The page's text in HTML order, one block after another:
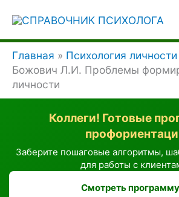
Главная
Психология личности
Божович Л.И. Проблемы
личности
Коллеги! Готовые
Заберите пошаговые алгоритмы,
для работы с
Смотреть